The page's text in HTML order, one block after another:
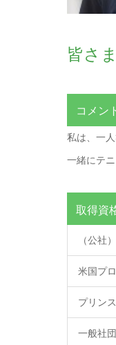
皆さ
コメン
私は、一
一緒にテ
取得資
（公社
米国プ
プリン
一般社